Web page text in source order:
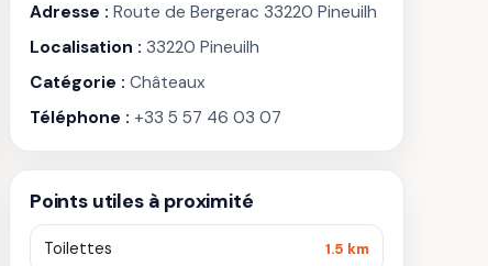
Adresse : Route de Bergerac 33220 Pineuilh
Localisation : 33220 Pineuilh
Catégorie : Châteaux
Téléphone : +33 5 57 46 03 07
Points utiles à proximité
Toilettes 1.5 km